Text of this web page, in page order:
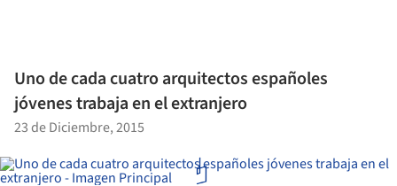
Uno de cada cuatro arquitectos españoles
jóvenes trabaja en el extranjero
23 de Diciembre, 2015